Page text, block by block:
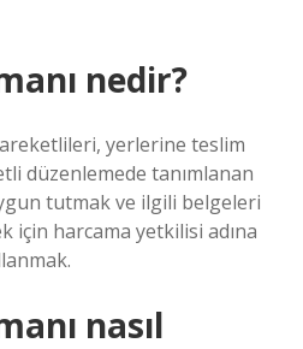
nedir?
yerlerine teslim
düzenlemede tanımlanan
tutmak ve ilgili belgeleri
için harcama yetkilisi adına
nasıl